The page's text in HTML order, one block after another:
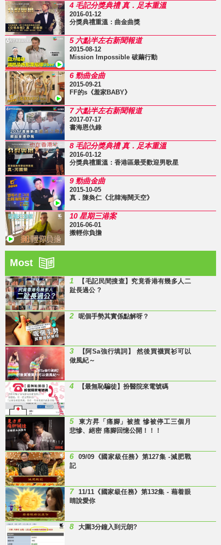
4 毛記分獎典禮 真．足本重溫
2016-01-12
分獎典禮重溫：曲金曲獎
5 六點半左右新聞報道
2015-08-12
Mission Impossible 破繭行動
6 勁曲金曲
2015-09-21
FF的s《羞家BABY》
7 六點半左右新聞報道
2017-07-17
書海恩仇錄
8 毛記分獎典禮 真．足本重溫
2016-01-12
分獎典禮重溫：香港區最受歡迎男歌星
9 勁曲金曲
2015-10-05
真．陳奐仁《北韓海闊天空》
10 星期三港案
2016-06-01
搬輕你負擔
Most
1
【毛記民間搜查】究竟香港有幾多人二
趾長過公 ?
2 呢個手勢其實係點解呀？
3
【阿Sa強行填詞】 然後買襪買衫可以
做風紀～
4 【最無恥騙徒】扮醫院來電號碼
5
東方昇「痛腳」被揸 慘被停工三個月
悲慘、絕密 痛腳回憶公開！！！
6
09/09《國家級任務》第127集 -減肥戰
記
7
11/11《國家級任務》第132集 - 藉着眼
睛說愛你
8 大圍3分鐘入到元朗?